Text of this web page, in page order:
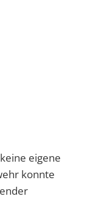
eigene
konnte